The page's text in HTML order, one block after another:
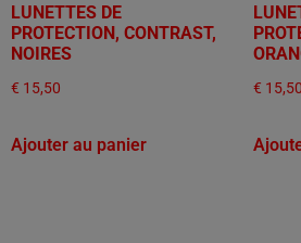
LUNETTES DE
PROTECTION, CONTRAST,
NOIRES
€ 15,50
Ajouter au panier
€ 15,50